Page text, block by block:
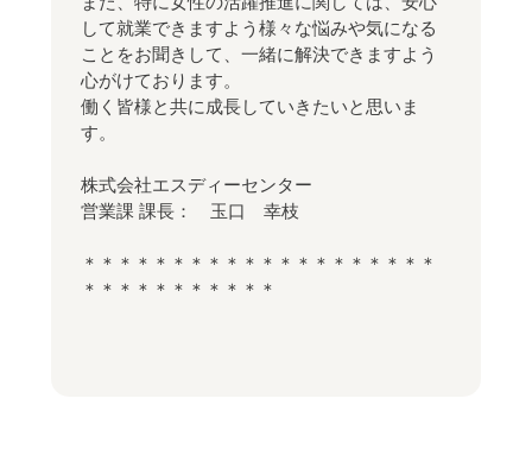
して就業できますよう様々な悩みや気になる
ことをお聞きして、一緒に解決できますよう
心がけております。
働く皆様と共に成長していきたいと思いま
す。
株式会社エスディーセンター
営業課 課長： 玉口 幸枝
＊＊＊＊＊＊＊＊＊＊＊＊＊＊＊＊＊＊＊＊
＊＊＊＊＊＊＊＊＊＊＊